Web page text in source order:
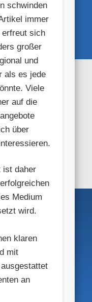
schwinden
immer
erfreut sich
großer
und
als es jede
Viele
auf die
über
ist daher
Medium
wird.
klaren
mit
an